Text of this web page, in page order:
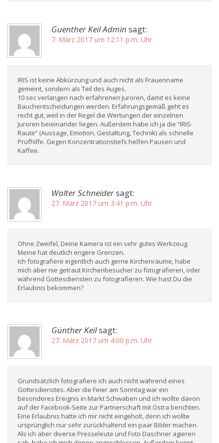
Guenther Keil Admin sagt:
7. März 2017 um 12:11 p.m. Uhr
IRIS ist keine Abkürzung und auch nicht als Frauenname
gemeint, sondern als Teil des Auges.
10 sec verlangen nach erfahrenen Juroren, damit es keine
Bauchentscheidungen werden. Erfahrungsgemäß geht es
recht gut, weil in der Regel die Wertungen der einzelnen
Juroren beieinander liegen. Außerdem habe ich ja die “IRIS-
Raute” (Aussage, Emotion, Gestaltung, Technik) als schnelle
Prüfhilfe. Gegen Konzentrationstiefs helfen Pausen und
Kaffee.
Walter Schneidersagt:
27. März 2017 um 3:41 p.m. Uhr
Ohne Zweifel, Deine Kamera ist ein sehr gutes Werkzeug.
Meine hat deutlich engere Grenzen.
Ich fotografiere eigentlich auch gerne Kirchenräume, habe
mich aber nie getraut Kirchenbesucher zu fotografieren, oder
während Gottesdiensten zu fotografieren. Wie hast Du die
Erlaubnis bekommen?
Günther Keilsagt:
27. März 2017 um 4:00 p.m. Uhr
Grundsätzlich fotografiere ich auch nicht während eines
Gottesdienstes. Aber die Feier am Sonntag war ein
besonderes Ereignis in Markt Schwaben und ich wollte davon
auf der Facebook-Seite zur Partnerschaft mit Ostra berichten.
Eine Erlaubnis hatte ich mir nicht eingeholt, denn ich wollte
ursprünglich nur sehr zurückhaltend ein paar Bilder machen.
Als ich aber diverse Presseleute und Foto Daschner agieren